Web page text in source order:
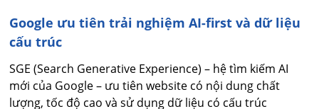
Google ưu tiên trải nghiệm AI-first và dữ liệu
cấu trúc
SGE (Search Generative Experience) – hệ tìm kiếm AI
mới của Google – ưu tiên website có nội dung chất
lượng, tốc độ cao và sử dụng dữ liệu có cấu trúc